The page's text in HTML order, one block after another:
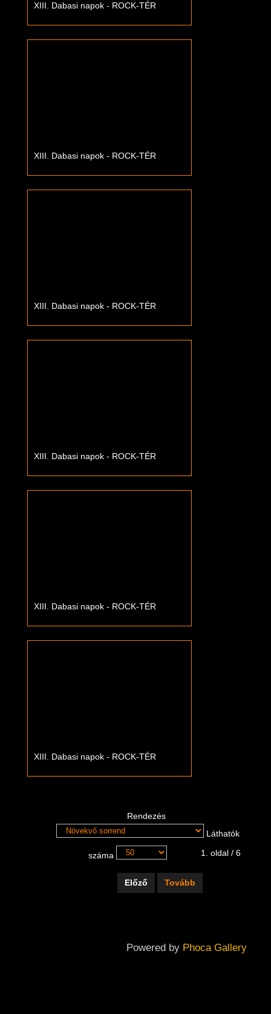
XIII. Dabasi napok - ROCK-TÉR
XIII. Dabasi napok - ROCK-TÉR
XIII. Dabasi napok - ROCK-TÉR
XIII. Dabasi napok - ROCK-TÉR
XIII. Dabasi napok - ROCK-TÉR
XIII. Dabasi napok - ROCK-TÉR
Rendezés
Láthatók
száma 1. oldal / 6
Előző Tovább
Powered by Phoca Gallery